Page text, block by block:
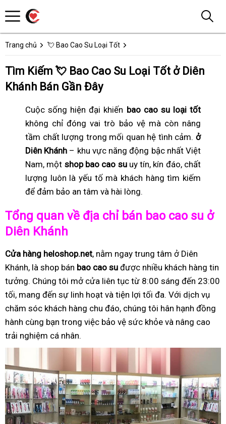
Trang chủ 💘 Bao Cao Su Loại Tốt
Tìm Kiếm 💘 Bao Cao Su Loại Tốt ở Diên
Khánh Bán Gần Đây
Cuộc sống hiện đại khiến bao cao su loại tốt
không chỉ đóng vai trò bảo vệ mà còn nâng
tầm chất lượng trong mối quan hệ tình cảm. ở
Diên Khánh – khu vực năng động bậc nhất Việt
Nam, một shop bao cao suuy tín, kín đáo, chất
lượng luôn là yếu tố mà khách hàng tìm kiếm
để đảm bảo an tâm và hài lòng.
Tổng quan về địa chỉ bán bao cao su ở
Diên Khánh
Cửa hàng heloshop.net, nằm ngay trung tâm ở Diên
Khánh, là shop bán bao cao su được nhiều khách hàng tin
tưởng. Chúng tôi mở cửa liên tục từ 8:00 sáng đến 23:00
tối, mang đến sự linh hoạt và tiện lợi tối đa. Với dịch vụ
chăm sóc khách hàng chu đáo, chúng tôi hân hạnh đồng
hành cùng bạn trong việc bảo vệ sức khỏe và nâng cao
trải nghiệm cá nhân.